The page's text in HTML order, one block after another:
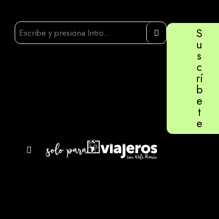
S
u
s
c
rí
b
e
t
e